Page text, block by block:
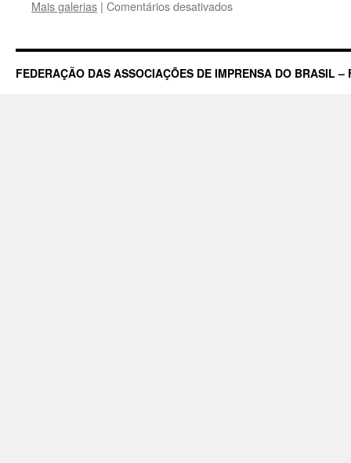
Mais galerias | Comentários desativadosem
da
Record
FEDERAÇÃO DAS ASSOCIAÇÕES DE IMPRENSA DO BRASIL –